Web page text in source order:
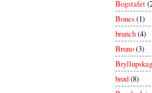
Bogstafet
Bones(1)
brunch(4)
Bruno(3)
brød(8)